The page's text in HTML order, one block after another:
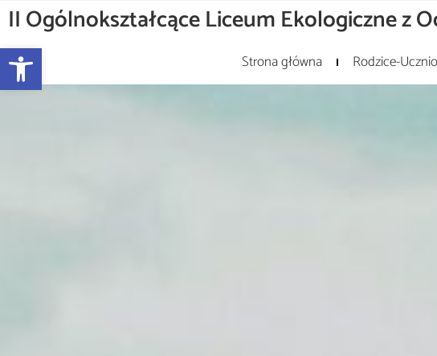
Otwórz pasek narzędzi
II Ogólnokształcące Liceum Ekologiczne z
Strona główna Rodzice-